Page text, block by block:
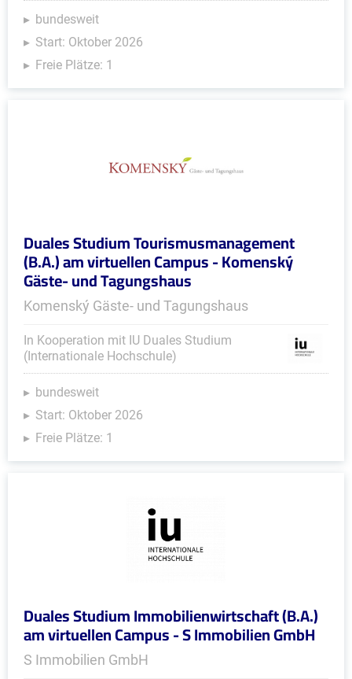
bundesweit
Start: Oktober 2026
Freie Plätze: 1
Duales Studium Tourismusmanagement
(B.A.) am virtuellen Campus - Komenský
Gäste- und Tagungshaus
Komenský Gäste- und Tagungshaus
In Kooperation mit IU Duales Studium
(Internationale Hochschule)
bundesweit
Start: Oktober 2026
Freie Plätze: 1
Duales Studium Immobilienwirtschaft (B.A.)
am virtuellen Campus - S Immobilien GmbH
S Immobilien GmbH